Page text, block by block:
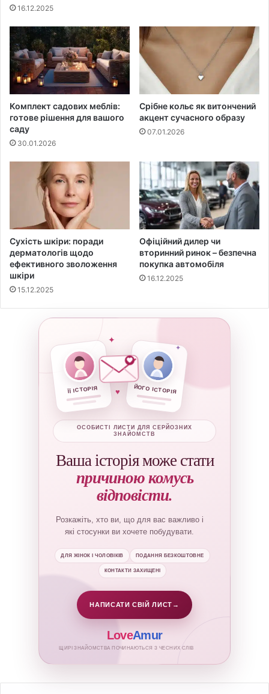
16.12.2025
Комплект садових меблів:
готове рішення для вашого
саду
30.01.2026
Срібне кольє як витончений
акцент сучасного образу
07.01.2026
Сухість шкіри: поради
дерматологів щодо
ефективного зволоження
шкіри
15.12.2025
Офіційний дилер чи
вторинний ринок – безпечна
покупка автомобіля
16.12.2025
ЇЇ ІСТОРІЯ ЙОГО ІСТОРІЯ
✦
♥
✦
ОСОБИСТІ ЛИСТИ ДЛЯ СЕРЙОЗНИХ
ЗНАЙОМСТВ
Ваша історія може стати
причиною комусь
відповісти.
Розкажіть, хто ви, що для вас важливо і
які стосунки ви хочете побудувати.
ДЛЯ ЖІНОК І ЧОЛОВІКІВ ПОДАННЯ БЕЗКОШТОВНЕ
КОНТАКТИ ЗАХИЩЕНІ
НАПИСАТИ СВІЙ ЛИСТ →
LoveAmur
ЩИРІ ЗНАЙОМСТВА ПОЧИНАЮТЬСЯ З ЧЕСНИХ СЛІВ